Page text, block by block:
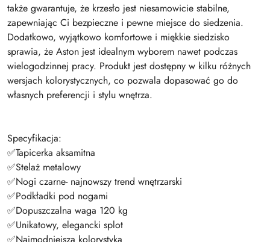
także gwarantuje, że krzesło jest niesamowicie stabilne,
zapewniając Ci bezpieczne i pewne miejsce do siedzenia.
Dodatkowo, wyjątkowo komfortowe i miękkie siedzisko
sprawia, że Aston jest idealnym wyborem nawet podczas
wielogodzinnej pracy. Produkt jest dostępny w kilku różnych
wersjach kolorystycznych, co pozwala dopasować go do
własnych preferencji i stylu wnętrza.
Specyfikacja:
✅Tapicerka aksamitna
✅Stelaż metalowy
✅Nogi czarne- najnowszy trend wnętrzarski
✅Podkładki pod nogami
✅Dopuszczalna waga 120 kg
✅Unikatowy, elegancki splot
✅Najmodniejsza kolorystyka